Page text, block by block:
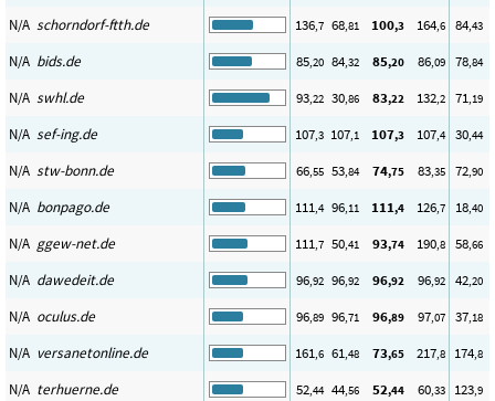
N/A schorndorf-ftth.de 136,7 68,81 100,3 164,6 84,43
N/A bids.de 85,20 84,32 85,20 86,09 78,84
N/A swhl.de 93,22 30,86 83,22 132,2 71,19
N/A sef-ing.de 107,3 107,1 107,3 107,4 30,44
N/A stw-bonn.de 66,55 53,84 74,75 83,35 72,90
N/A bonpago.de 111,4 96,11 111,4 126,7 18,40
N/A ggew-net.de 111,7 50,41 93,74 190,8 58,66
N/A dawedeit.de 96,92 96,92 96,92 96,92 42,20
N/A oculus.de 96,89 96,71 96,89 97,07 37,18
N/A versanetonline.de 161,6 61,48 73,65 217,8 174,8
N/A terhuerne.de 52,44 44,56 52,44 60,33 123,9